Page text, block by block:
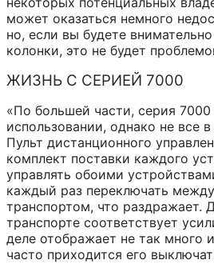
может оказаться немного
но, если вы будете
колонки, это не будет
ЖИЗНЬ С СЕРИЕЙ 7000
«По большей части, серия 7000
использовании, однако не все
Пульт дистанционного
комплект поставки каждого
управлять обоими
каждый раз переключать
транспортом, что раздражает.
транспорте соответствует
деле отображает не так много
часто приходится его